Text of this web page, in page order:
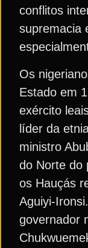
conflitos
supremacia
Os
Estado em
exército
líder da
ministro
do Norte do
os Hauçás
Aguiyi-
governador